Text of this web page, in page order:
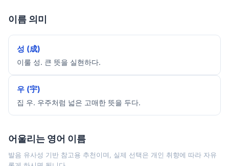
이름 의미
성 (成)
이룰 성. 큰 뜻을 실현하다.
우 (宇)
집 우. 우주처럼 넓은 고매한 뜻을 두다.
어울리는 영어 이름
발음 유사성 기반 참고용 추천이며, 실제 선택은 개인 취향에 따라 자유